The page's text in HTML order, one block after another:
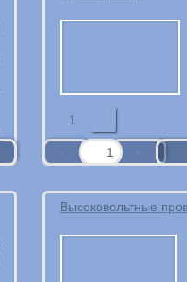
1
Высоковольтные